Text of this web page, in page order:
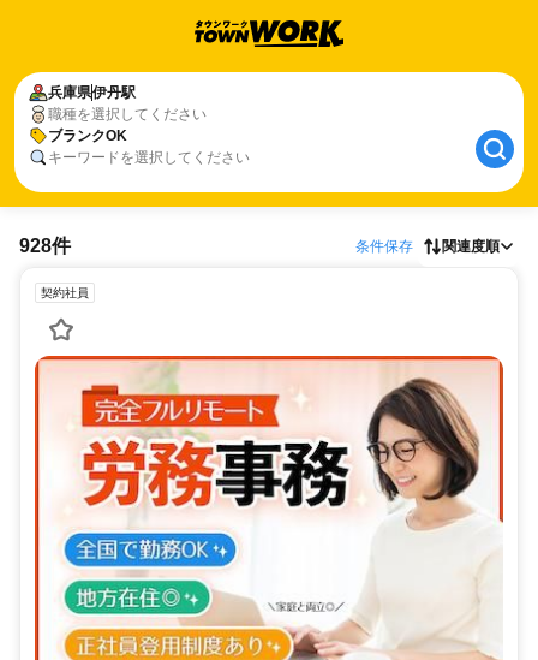
兵庫県伊丹駅
職種を選択してください
ブランクOK
キーワードを選択してください
928件 条件保存 関連度順
契約社員